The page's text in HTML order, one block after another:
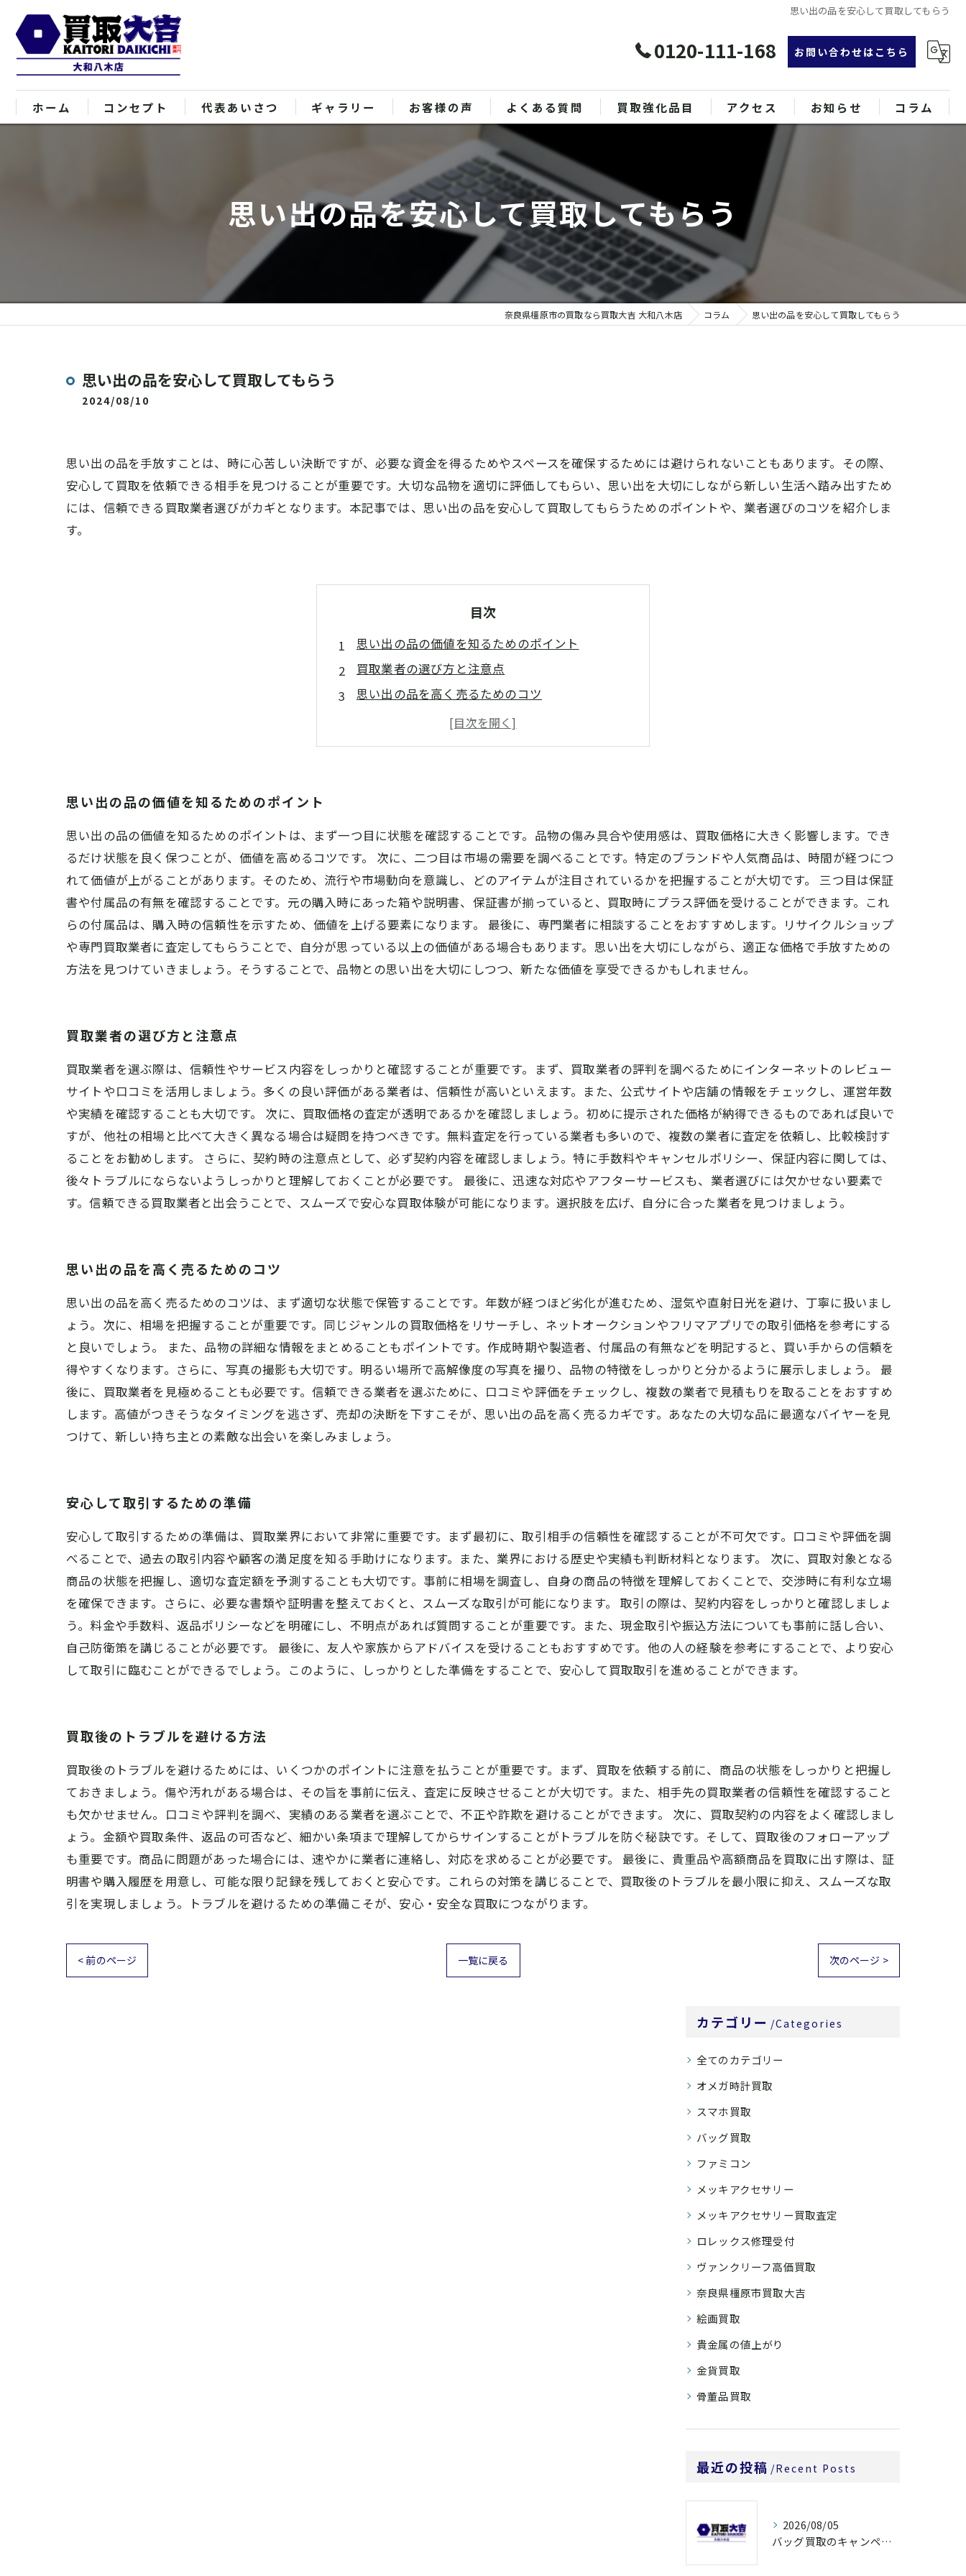
思い出の品を安心して買取してもらう
0120-111-168 お問い合わせはこちら
ホーム コンセプト 代表あいさつ ギャラリー お客様の声 よくある質問 買取強化品目
ブランド品
貴金属
時計
金
アクセス お知らせ コラム
思い出の品を安心して買取してもらう
奈良県橿原市の買取なら買取大吉 大和八木店 コラム 思い出の品を安心して買取してもらう
思い出の品を安心して買取してもらう
2024/08/10
思い出の品を手放すことは、時に心苦しい決断ですが、必要な資金を得るためやスペースを確保するためには避けられないこともあります。その際、
安心して買取を依頼できる相手を見つけることが重要です。大切な品物を適切に評価してもらい、思い出を大切にしながら新しい生活へ踏み出すため
には、信頼できる買取業者選びがカギとなります。本記事では、思い出の品を安心して買取してもらうためのポイントや、業者選びのコツを紹介しま
す。
目次
思い出の品の価値を知るためのポイント
買取業者の選び方と注意点
思い出の品を高く売るためのコツ
安心して取引するための準備
買取後のトラブルを避ける方法
思い出の品の価値を知るためのポイント
思い出の品の価値を知るためのポイントは、まず一つ目に状態を確認することです。品物の傷み具合や使用感は、買取価格に大きく影響します。でき
るだけ状態を良く保つことが、価値を高めるコツです。 次に、二つ目は市場の需要を調べることです。特定のブランドや人気商品は、時間が経つにつ
れて価値が上がることがあります。そのため、流行や市場動向を意識し、どのアイテムが注目されているかを把握することが大切です。 三つ目は保証
書や付属品の有無を確認することです。元の購入時にあった箱や説明書、保証書が揃っていると、買取時にプラス評価を受けることができます。これ
らの付属品は、購入時の信頼性を示すため、価値を上げる要素になります。 最後に、専門業者に相談することをおすすめします。リサイクルショップ
や専門買取業者に査定してもらうことで、自分が思っている以上の価値がある場合もあります。思い出を大切にしながら、適正な価格で手放すための
方法を見つけていきましょう。そうすることで、品物との思い出を大切にしつつ、新たな価値を享受できるかもしれません。
買取業者の選び方と注意点
買取業者を選ぶ際は、信頼性やサービス内容をしっかりと確認することが重要です。まず、買取業者の評判を調べるためにインターネットのレビュー
サイトや口コミを活用しましょう。多くの良い評価がある業者は、信頼性が高いといえます。また、公式サイトや店舗の情報をチェックし、運営年数
や実績を確認することも大切です。 次に、買取価格の査定が透明であるかを確認しましょう。初めに提示された価格が納得できるものであれば良いで
すが、他社の相場と比べて大きく異なる場合は疑問を持つべきです。無料査定を行っている業者も多いので、複数の業者に査定を依頼し、比較検討す
ることをお勧めします。 さらに、契約時の注意点として、必ず契約内容を確認しましょう。特に手数料やキャンセルポリシー、保証内容に関しては、
後々トラブルにならないようしっかりと理解しておくことが必要です。 最後に、迅速な対応やアフターサービスも、業者選びには欠かせない要素で
す。信頼できる買取業者と出会うことで、スムーズで安心な買取体験が可能になります。選択肢を広げ、自分に合った業者を見つけましょう。
思い出の品を高く売るためのコツ
思い出の品を高く売るためのコツは、まず適切な状態で保管することです。年数が経つほど劣化が進むため、湿気や直射日光を避け、丁寧に扱いまし
ょう。次に、相場を把握することが重要です。同じジャンルの買取価格をリサーチし、ネットオークションやフリマアプリでの取引価格を参考にする
と良いでしょう。 また、品物の詳細な情報をまとめることもポイントです。作成時期や製造者、付属品の有無などを明記すると、買い手からの信頼を
得やすくなります。さらに、写真の撮影も大切です。明るい場所で高解像度の写真を撮り、品物の特徴をしっかりと分かるように展示しましょう。 最
後に、買取業者を見極めることも必要です。信頼できる業者を選ぶために、口コミや評価をチェックし、複数の業者で見積もりを取ることをおすすめ
します。高値がつきそうなタイミングを逃さず、売却の決断を下すこそが、思い出の品を高く売るカギです。あなたの大切な品に最適なバイヤーを見
つけて、新しい持ち主との素敵な出会いを楽しみましょう。
安心して取引するための準備
安心して取引するための準備は、買取業界において非常に重要です。まず最初に、取引相手の信頼性を確認することが不可欠です。口コミや評価を調
べることで、過去の取引内容や顧客の満足度を知る手助けになります。また、業界における歴史や実績も判断材料となります。 次に、買取対象となる
商品の状態を把握し、適切な査定額を予測することも大切です。事前に相場を調査し、自身の商品の特徴を理解しておくことで、交渉時に有利な立場
を確保できます。さらに、必要な書類や証明書を整えておくと、スムーズな取引が可能になります。 取引の際は、契約内容をしっかりと確認しましょ
う。料金や手数料、返品ポリシーなどを明確にし、不明点があれば質問することが重要です。また、現金取引や振込方法についても事前に話し合い、
自己防衛策を講じることが必要です。 最後に、友人や家族からアドバイスを受けることもおすすめです。他の人の経験を参考にすることで、より安心
して取引に臨むことができるでしょう。このように、しっかりとした準備をすることで、安心して買取取引を進めることができます。
買取後のトラブルを避ける方法
買取後のトラブルを避けるためには、いくつかのポイントに注意を払うことが重要です。まず、買取を依頼する前に、商品の状態をしっかりと把握し
ておきましょう。傷や汚れがある場合は、その旨を事前に伝え、査定に反映させることが大切です。また、相手先の買取業者の信頼性を確認すること
も欠かせません。口コミや評判を調べ、実績のある業者を選ぶことで、不正や詐欺を避けることができます。 次に、買取契約の内容をよく確認しまし
ょう。金額や買取条件、返品の可否など、細かい条項まで理解してからサインすることがトラブルを防ぐ秘訣です。そして、買取後のフォローアップ
も重要です。商品に問題があった場合には、速やかに業者に連絡し、対応を求めることが必要です。 最後に、貴重品や高額商品を買取に出す際は、証
明書や購入履歴を用意し、可能な限り記録を残しておくと安心です。これらの対策を講じることで、買取後のトラブルを最小限に抑え、スムーズな取
引を実現しましょう。トラブルを避けるための準備こそが、安心・安全な買取につながります。
< 前のページ 一覧に戻る 次のページ >
カテゴリー Categories
全てのカテゴリー
オメガ時計買取
スマホ買取
バッグ買取
ファミコン
メッキアクセサリー
メッキアクセサリー買取査定
ロレックス修理受付
ヴァンクリーフ高価買取
奈良県橿原市買取大吉
絵画買取
貴金属の値上がり
金貨買取
骨董品買取
最近の投稿 Recent Posts
2026/08/05
バッグ買取のキャンペーンで奈良県橿原市でお得に売るための条件と注意点徹底ガイド